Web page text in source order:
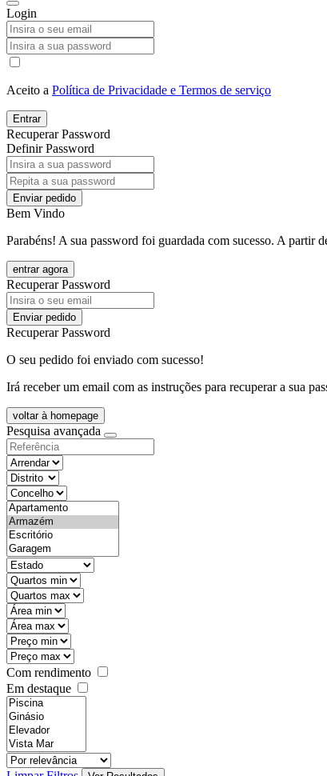
Login
Aceito a Política de Privacidade e Termos de serviço
Entrar
Recuperar Password
Definir Password
Enviar pedido
Bem Vindo
Parabéns! A sua password foi guardada com sucesso. A partir
entrar agora
Recuperar Password
Enviar pedido
Recuperar Password
O seu pedido foi enviado com sucesso!
Irá receber um email com as instruções para recuperar a sua
voltar à homepage
Pesquisa avançada
objective
districtId
countyId
types
state
mintypo
maxtypo
minarea
maxarea
minprice
maxprice
Com rendimento
Em destaque
features
realestateOrder